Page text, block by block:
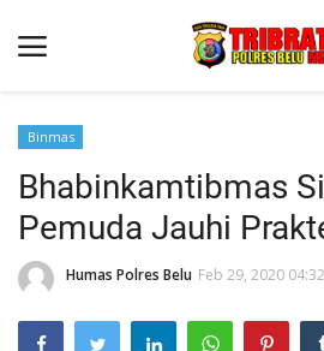
Beranda
Terms & Conditions
Reskrim
Binkam
Binmas
Bhabinkamtibmas
Pemuda Jauhi
Humas Polres Belu Feb 29, 2020 04:32